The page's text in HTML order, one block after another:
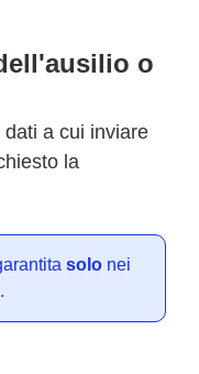
o
a cui inviare
la
solo nei
.